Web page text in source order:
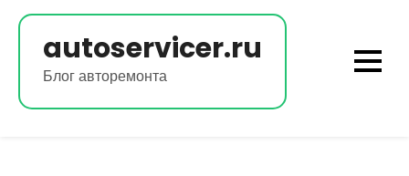
Перейти
содержимомуautoservicer.ru
Блог авторемонта